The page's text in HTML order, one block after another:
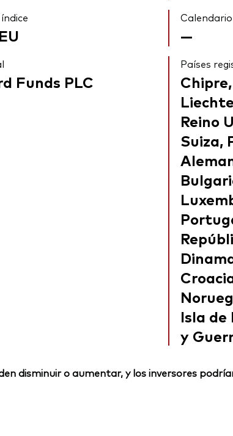
—
Funds PLC
Países
Reino
Suiza,
Isla de
y
disminuir o aumentar, y los inversores